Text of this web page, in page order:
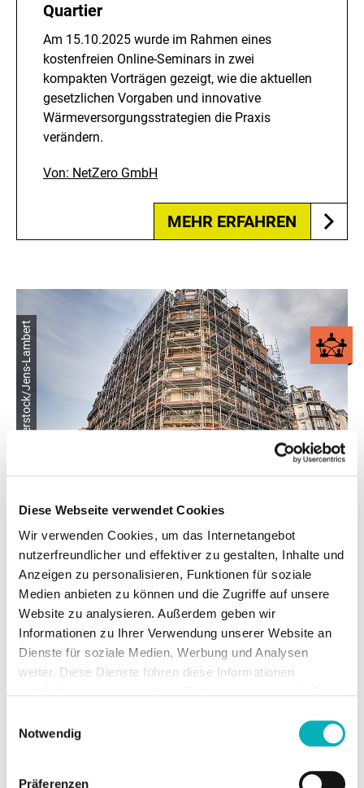
Diese Webseite verwendet Cookies
Wir verwenden Cookies, um das Internetangebot
nutzerfreundlicher und effektiver zu gestalten, Inhalte und
Anzeigen zu personalisieren, Funktionen für soziale
Medien anbieten zu können und die Zugriffe auf unsere
Website zu analysieren. Außerdem geben wir
Informationen zu Ihrer Verwendung unserer Website an
Dienste für soziale Medien, Werbung und Analysen
weiter. Diese Dienste führen diese Informationen
Nutzung der Dienste gesammelt haben.
Notwendig
Präferenzen
Quartier
Am 15.10.2025 wurde im Rahmen eines
kostenfreien Online-Seminars in zwei
kompakten Vorträgen gezeigt, wie die aktuellen
gesetzlichen Vorgaben und innovative
Wärmeversorgungsstrategien die Praxis
verändern.
Von: NetZero GmbH
MEHR ERFAHREN
© shutterstock/Jens-Lambert
VERANSTALTUNG
Einstieg in die energetische Sanierung
– Gute Beispiele aus den Regionen
Am 02.06.2025 organisierten die dena und der
Bundesverband der Energie- und
Klimaschutzagenturen Deutschlands (eaD) eine
Dialogveranstaltung. Im Fokus standen gute
Lösungen der energetischen Gebäude- und
Quartierssanierung aus den Ländern und
Von: Bundesverband der Energie- und